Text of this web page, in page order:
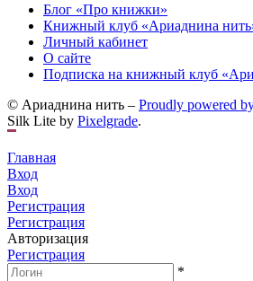
Блог «Про книжки»
Книжный клуб «Ариаднина
Личный кабинет
О сайте
Подписка на книжный клуб
© Ариаднина нить – Proudly powered
Silk Lite by Pixelgrade.
Главная
Вход
Вход
Регистрация
Регистрация
Авторизация
Регистрация
*